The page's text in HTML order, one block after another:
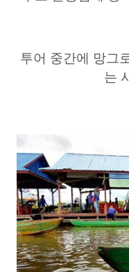
투어 중간에 망그
는